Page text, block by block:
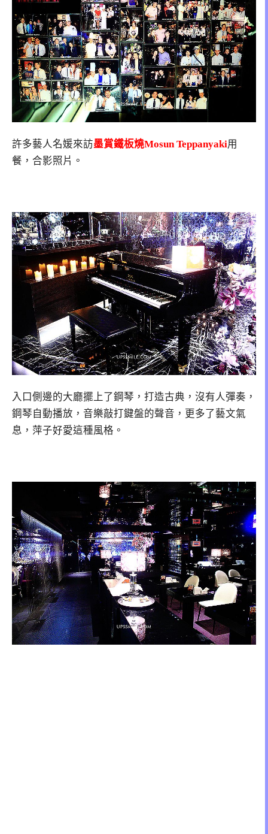
許多藝人名媛來訪墨賞鐵板燒Mosun Teppanyaki用
餐，合影照片。
入口側邊的大廳擺上了鋼琴，打造古典，沒有人彈奏，
鋼琴自動播放，音樂敲打鍵盤的聲音，更多了藝文氣
息，萍子好愛這種風格。